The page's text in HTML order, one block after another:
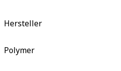
Hersteller
Polymer